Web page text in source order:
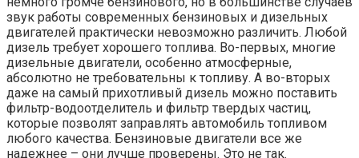
звук работы современных бензиновых и дизельных
двигателей практически невозможно различить. Любой
дизель требует хорошего топлива. Во-первых, многие
дизельные двигатели, особенно атмосферные,
абсолютно не требовательны к топливу. А во-вторых
даже на самый прихотливый дизель можно поставить
фильтр-водоотделитель и фильтр твердых частиц,
которые позволят заправлять автомобиль топливом
любого качества. Бензиновые двигатели все же
надежнее – они лучше проверены. Это не так.